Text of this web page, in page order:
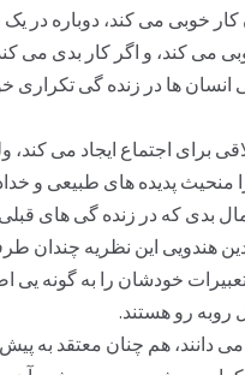
کار خوبی می کند، دوباره در
می کند، و اگر کار بدی می
انسان ها در زنده گی تکراری
برای اجتماع ایجاد می
منحیث پدیده های طبیعی و
بدی که در زنده گی های
هندویی این نظریه چندان
خودشان را به گونه
روبه رو هستند.
دانند، هم چنان معتقد به پیش